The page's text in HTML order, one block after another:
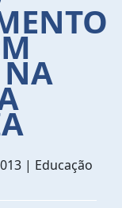
NA
| Educação